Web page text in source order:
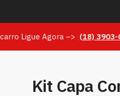
Ligue Agora –> (18) 3903-
Kit Capa